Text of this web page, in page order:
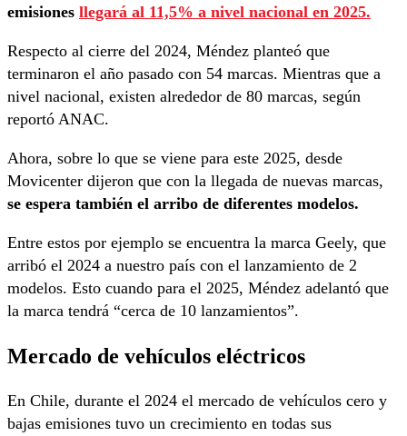
emisiones llegará al 11,5% a nivel nacional en 2025.
Respecto al cierre del 2024, Méndez planteó que
terminaron el año pasado con 54 marcas. Mientras que a
nivel nacional, existen alrededor de 80 marcas, según
reportó ANAC.
Ahora, sobre lo que se viene para este 2025, desde
Movicenter dijeron que con la llegada de nuevas marcas,
se espera también el arribo de diferentes modelos.
Entre estos por ejemplo se encuentra la marca Geely, que
arribó el 2024 a nuestro país con el lanzamiento de 2
modelos. Esto cuando para el 2025, Méndez adelantó que
la marca tendrá “cerca de 10 lanzamientos”.
Mercado de vehículos eléctricos
En Chile, durante el 2024 el mercado de vehículos cero y
bajas emisiones tuvo un crecimiento en todas sus